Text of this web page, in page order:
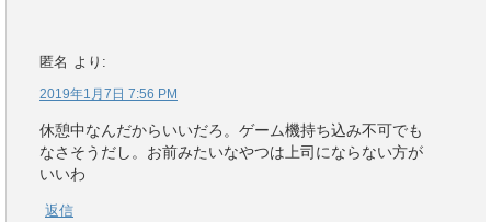
匿名 より:
2019年1月7日 7:56 PM
休憩中なんだからいいだろ。ゲーム機持ち込み不可でも
なさそうだし。お前みたいなやつは上司にならない方が
いいわ
返信